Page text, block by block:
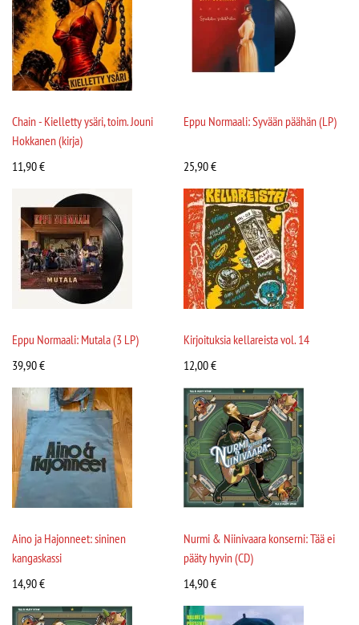
Chain - Kielletty ysäri, toim. Jouni
Hokkanen (kirja)
11,90€
Eppu Normaali: Syvään päähän (LP)
25,90€
Eppu Normaali: Mutala (3 LP)
39,90€
Kirjoituksia kellareista vol. 14
12,00€
Aino ja Hajonneet: sininen
kangaskassi
14,90€
Nurmi & Niinivaara konserni: Tää ei
pääty hyvin (CD)
14,90€